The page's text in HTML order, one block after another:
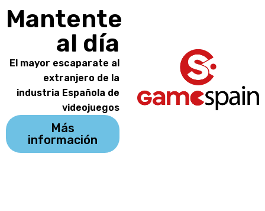
Mantente
al día
El mayor escaparate al
extranjero de la
industria Española de
videojuegos
Más
información